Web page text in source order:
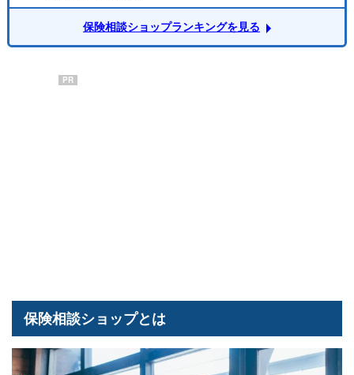
保険相談ショップランキングを見る
PR
保険相談ショップとは